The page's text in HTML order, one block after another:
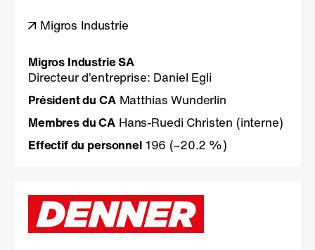
Migros Industrie
Migros Industrie SA
Directeur d’entreprise: Daniel Egli
Président du CAMatthias Wunderlin
Membres du CA Hans-Ruedi Christen (interne)
Effectif du personnel196 (–20.2 %)